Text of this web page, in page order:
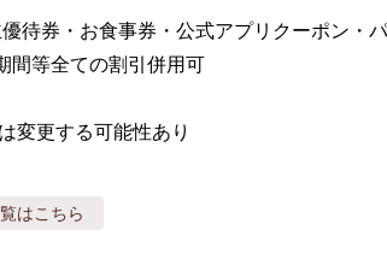
待券・お食事券・公式アプリクーポン・
間等全ての割引併用可
変更する可能性あり
はこちら